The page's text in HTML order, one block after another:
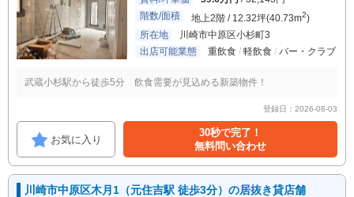
階数/面積
地上2階 / 12.32坪(40.73m2)
所在地
川崎市中原区小杉町3
出店可能業態
重飲食 軽飲食 バー・クラブ
武蔵小杉駅から徒歩5分 飲食需要が見込める新築物件！
登録日：2026-08-03
お気に入り
30秒で完了！
無料問い合わせ
川崎市中原区木月1（元住吉駅 徒歩3分）の居抜き貸店舗